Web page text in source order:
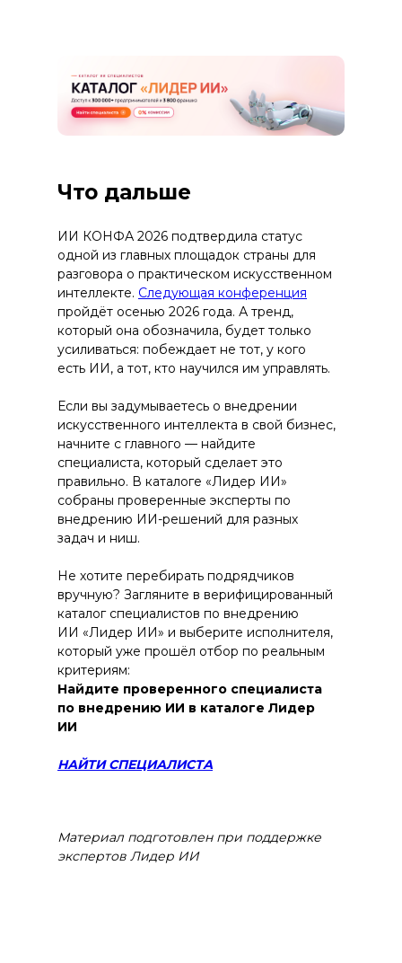
ИИ КОНФА 2026 подтвердила статус
одной из главных площадок страны для
разговора о практическом искусственном
интеллекте. Следующая конференция
пройдёт осенью 2026 года. А тренд,
который она обозначила, будет только
усиливаться: побеждает не тот, у кого
есть ИИ, а тот, кто научился им управлять.
Если вы задумываетесь о внедрении
искусственного интеллекта в свой бизнес,
начните с главного — найдите
специалиста, который сделает это
правильно. В каталоге «Лидер ИИ»
собраны проверенные эксперты по
внедрению ИИ-решений для разных
задач и ниш.
Не хотите перебирать подрядчиков
вручную? Загляните в верифицированный
каталог специалистов по внедрению
ИИ «Лидер ИИ» и выберите исполнителя,
который уже прошёл отбор по реальным
критериям:
Найдите проверенного специалиста
по внедрению ИИ в каталоге Лидер
ИИ
НАЙТИ СПЕЦИАЛИСТА
Материал подготовлен при поддержке
экспертов Лидер ИИ
Что дальше